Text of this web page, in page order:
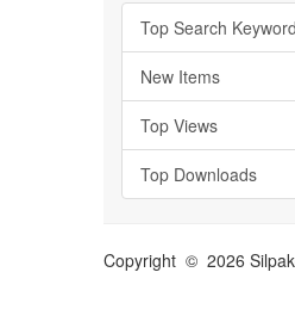
Top Search Keyword
New Items
Top Views
Top Downloads
Copyright © 2026